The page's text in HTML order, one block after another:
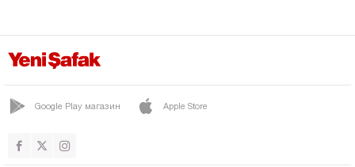
Эдирне
Элязыг
Эскишехир
Google Play магазин Apple Store